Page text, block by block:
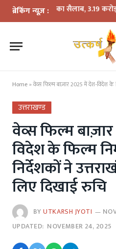
ब्रेकिंग न्यूज़ :
डाक कांवड़ का सैलाब, 3.19 करोड़ से
Home »वेव्स फिल्म बाज़ार 2025 में देश-विदेश के फिल्म
उत्तराखण्ड
वेव्स फिल्म
विदेश के फिल्म
निर्देशकों ने
लिए दिखाई रुचि
BYUTKARSH JYOTI
UPDATED: NOVEMBER 24, 2025